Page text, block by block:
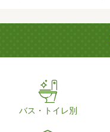
バス・トイレ別